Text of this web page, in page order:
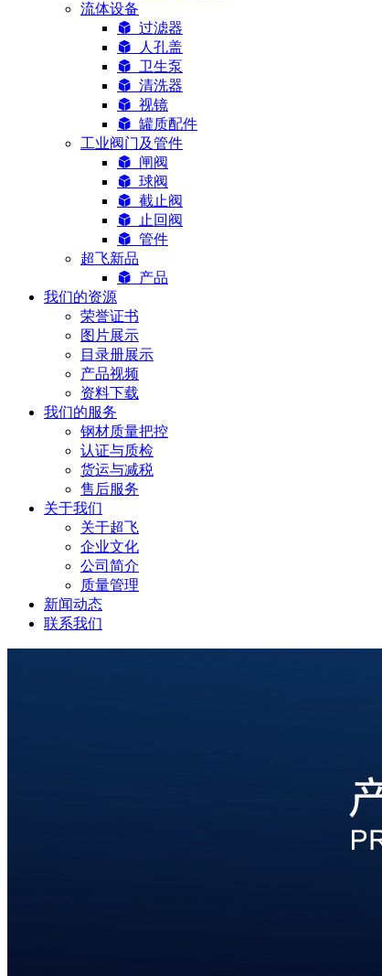
流体设备
过滤器
人孔盖
卫生泵
清洗器
视镜
罐质配件
工业阀门及管件
闸阀
球阀
截止阀
止回阀
管件
超飞新品
产品
我们的资源
荣誉证书
图片展示
目录册展示
产品视频
资料下载
我们的服务
钢材质量把控
认证与质检
货运与减税
售后服务
关于我们
关于超飞
企业文化
公司简介
质量管理
新闻动态
联系我们